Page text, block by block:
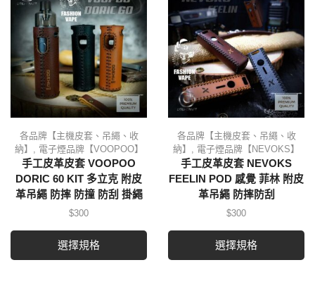
各品牌【主機皮套、吊繩、收
納】 , 電子煙品牌【VOOPOO】
手工皮革皮套 VOOPOO
DORIC 60 KIT 多立克 附皮
革吊繩 防摔 防撞 防刮 掛繩
$300
選擇規格
各品牌【主機皮套、吊繩、收
納】 , 電子煙品牌【NEVOKS】
手工皮革皮套 NEVOKS
FEELIN POD 感覺 菲林 附皮
革吊繩 防摔防刮
$300
選擇規格